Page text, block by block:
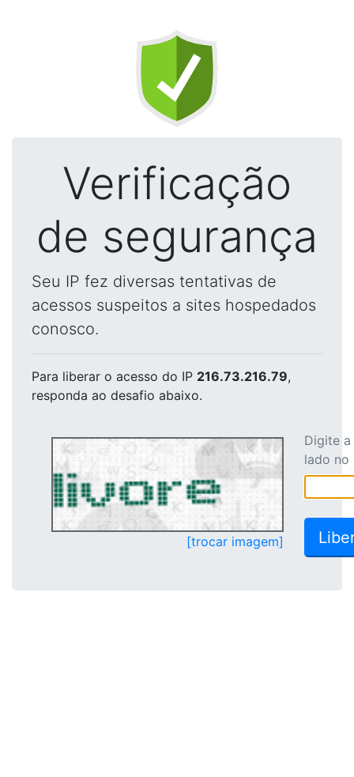
Verificação
de segurança
Seu IP fez diversas tentativas de
acessos suspeitos a sites hospedados
conosco.
Para liberar o acesso do IP 216.73.216.79,
responda ao desafio abaixo.
[trocar imagem]
Digite
lado no